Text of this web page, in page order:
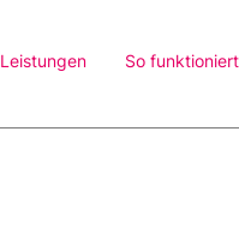
Leistungen So